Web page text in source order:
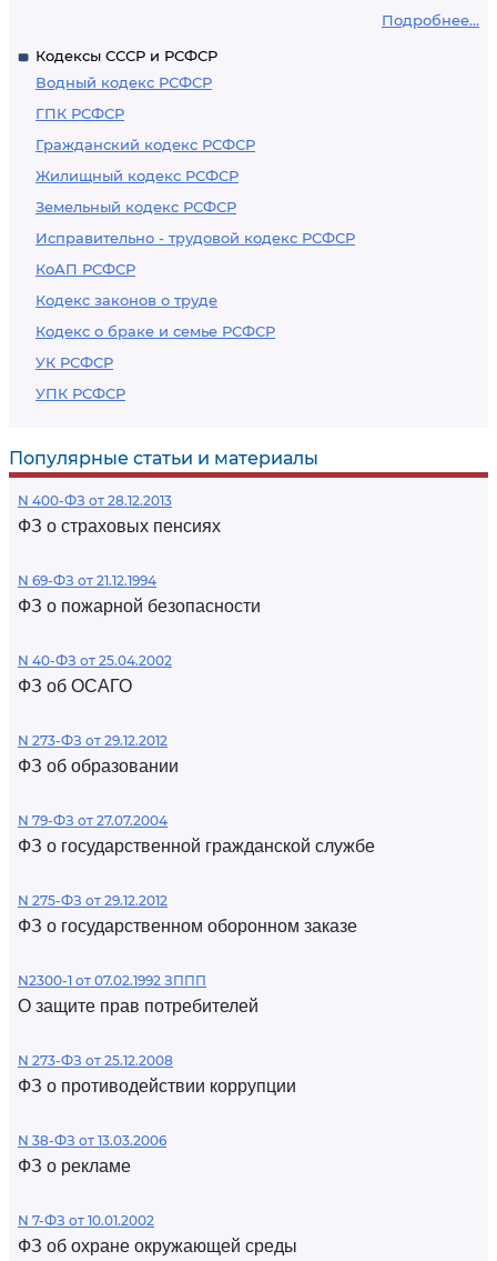
Подробнее...
Кодексы СССР и РСФСР
Водный кодекс РСФСР
ГПК РСФСР
Гражданский кодекс РСФСР
Жилищный кодекс РСФСР
Земельный кодекс РСФСР
Исправительно - трудовой кодекс РСФСР
КоАП РСФСР
Кодекс законов о труде
Кодекс о браке и семье РСФСР
УК РСФСР
УПК РСФСР
Популярные статьи и материалы
N 400-ФЗ от 28.12.2013
ФЗ о страховых пенсиях
N 69-ФЗ от 21.12.1994
ФЗ о пожарной безопасности
N 40-ФЗ от 25.04.2002
ФЗ об ОСАГО
N 273-ФЗ от 29.12.2012
ФЗ об образовании
N 79-ФЗ от 27.07.2004
ФЗ о государственной гражданской службе
N 275-ФЗ от 29.12.2012
ФЗ о государственном оборонном заказе
N2300-1 от 07.02.1992 ЗППП
О защите прав потребителей
N 273-ФЗ от 25.12.2008
ФЗ о противодействии коррупции
N 38-ФЗ от 13.03.2006
ФЗ о рекламе
N 7-ФЗ от 10.01.2002
ФЗ об охране окружающей среды